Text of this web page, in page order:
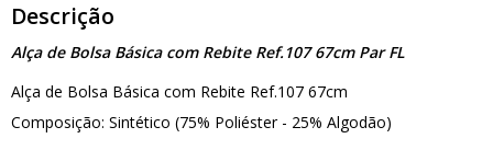
Descrição
Alça de Bolsa Básica com Rebite Ref.107 67cm Par FL
Alça de Bolsa Básica com Rebite Ref.107 67cm
Composição: Sintético (75% Poliéster - 25% Algodão)